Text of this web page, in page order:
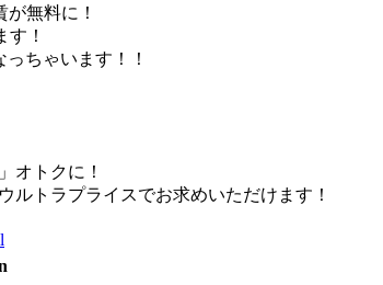
無料に！
！
ちゃいます！！
オトクに！
ルトラプライスでお求めいただけます！